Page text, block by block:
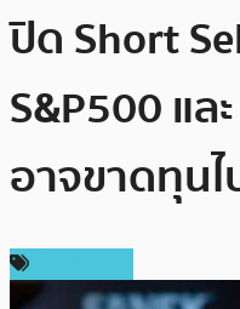
ปิด Short
S&P500 แล
อาจขาดทุน